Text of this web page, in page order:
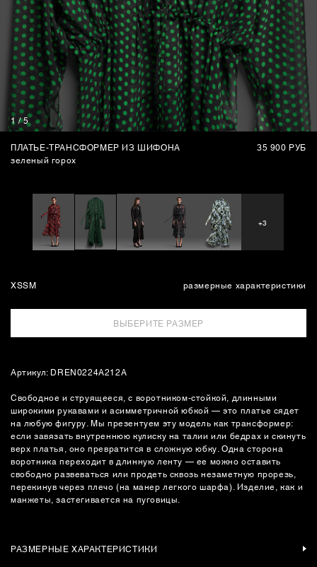
СУМКИ
1 /5
ПЛАТЬЕ-ТРАНСФОРМЕР ИЗ ШИФОНА
зеленый горох
35 900 РУБ
+3
XSSM размерные характеристики
ВЫБЕРИТЕ РАЗМЕР
Артикул: DREN0224A212A
Свободное и струящееся, с воротником-стойкой, длинными
широкими рукавами и асимметричной юбкой — это платье сядет
на любую фигуру. Мы презентуем эту модель как трансформер:
если завязать внутреннюю кулиску на талии или бедрах и скинуть
верх платья, оно превратится в сложную юбку. Одна сторона
воротника переходит в длинную ленту — ее можно оставить
свободно развеваться или продеть сквозь незаметную прорезь,
перекинув через плечо (на манер легкого шарфа). Изделие, как и
манжеты, застегивается на пуговицы.
РАЗМЕРНЫЕ ХАРАКТЕРИСТИКИ